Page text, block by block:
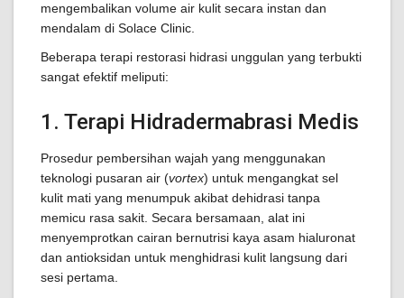
mengembalikan volume air kulit secara instan dan
mendalam di Solace Clinic.
Beberapa terapi restorasi hidrasi unggulan yang terbukti
sangat efektif meliputi:
1. Terapi Hidradermabrasi Medis
Prosedur pembersihan wajah yang menggunakan
teknologi pusaran air (vortex) untuk mengangkat sel
kulit mati yang menumpuk akibat dehidrasi tanpa
memicu rasa sakit. Secara bersamaan, alat ini
menyemprotkan cairan bernutrisi kaya asam hialuronat
dan antioksidan untuk menghidrasi kulit langsung dari
sesi pertama.